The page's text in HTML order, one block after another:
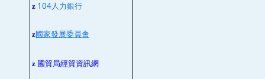
z 104人力銀行
z國家發展委員會
z 國貿局經貿資訊網